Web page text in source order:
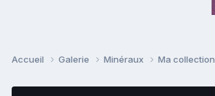
Accueil Galerie Minéraux Ma collection